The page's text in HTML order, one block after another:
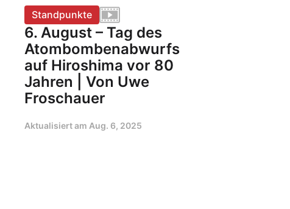
Standpunkte
6. August – Tag des
Atombombenabwurfs
auf Hiroshima vor 80
Jahren | Von Uwe
Froschauer
Aktualisiert am Aug. 6, 2025